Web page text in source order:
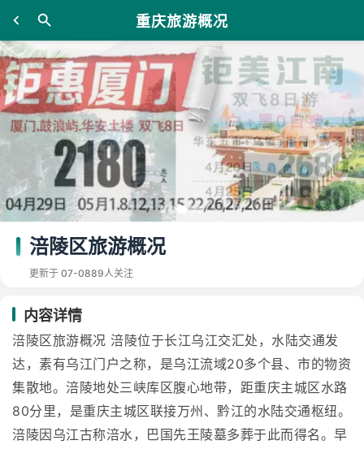
重庆旅游概况
涪陵区旅游概况
更新于 07-0889人关注
内容详情
涪陵区旅游概况 涪陵位于长江乌江交汇处，水陆交通发
达，素有乌江门户之称，是乌江流域20多个县、市的物资
集散地。涪陵地处三峡库区腹心地带，距重庆主城区水路
80分里，是重庆主城区联接万州、黔江的水陆交通枢纽。
涪陵因乌江古称涪水，巴国先王陵墓多葬于此而得名。早